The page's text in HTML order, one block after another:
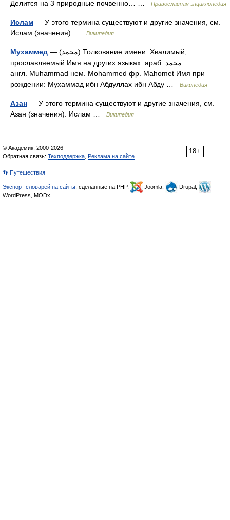
Делится на 3 природные почвенно… … Православная энциклопедия
Ислам — У этого термина существуют и другие значения, см.
Ислам (значения) …
Википедия
Мухаммед — (محمد) Толкование имени: Хвалимый,
прославляемый Имя на других языках: араб. محمد‎‎
англ. Muhammad нем. Mohammed фр. Mahomet Имя при
рождении: Мухаммад ибн Абдуллах ибн Абду …
Википедия
Азан — У этого термина существуют и другие значения, см.
Азан (значения). Ислам …
Википедия
18+
© Академик, 2000-2026
Обратная связь: Техподдержка Реклама на сайте
👣 Путешествия
Экспорт словарей на сайты , сделанные на PHP, Joomla,
Drupal,
WordPress, MODx.